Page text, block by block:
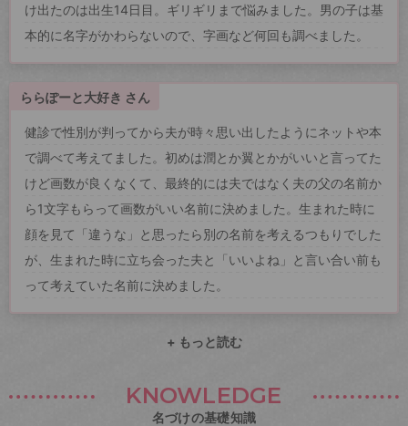
け出たのは出生14日目。ギリギリまで悩みました。男の子は基
本的に名字がかわらないので、字画など何回も調べました。
ららぽーと大好き さん
健診で性別が判ってから夫が時々思い出したようにネットや本
で調べて考えてました。初めは潤とか翼とかがいいと言ってた
けど画数が良くなくて、最終的には夫ではなく夫の父の名前か
ら1文字もらって画数がいい名前に決めました。生まれた時に
顔を見て「違うな」と思ったら別の名前を考えるつもりでした
が、生まれた時に立ち会った夫と「いいよね」と言い合い前も
って考えていた名前に決めました。
+ もっと読む
KNOWLEDGE
名づけの基礎知識